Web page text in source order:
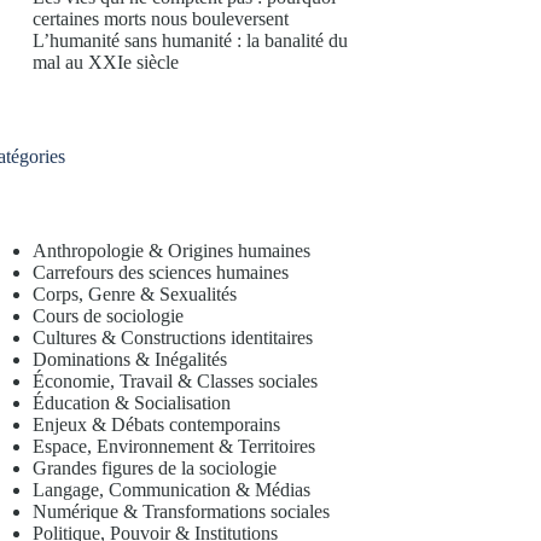
certaines morts nous bouleversent
L’humanité sans humanité : la banalité du
mal au XXIe siècle
Anthropologie & Origines humaines
Carrefours des sciences humaines
Corps, Genre & Sexualités
Cours de sociologie
Cultures & Constructions identitaires
Dominations & Inégalités
Économie, Travail & Classes sociales
Éducation & Socialisation
Enjeux & Débats contemporains
Espace, Environnement & Territoires
Grandes figures de la sociologie
Langage, Communication & Médias
Numérique & Transformations sociales
Politique, Pouvoir & Institutions